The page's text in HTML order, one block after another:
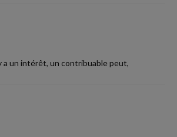
a un intérêt, un contribuable peut,